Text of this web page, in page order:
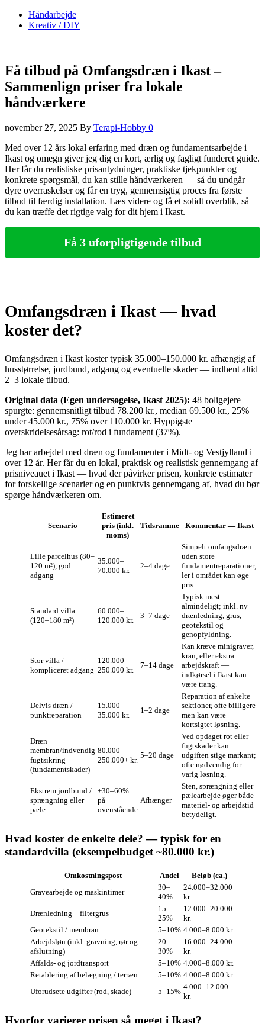
Håndarbejde
Kreativ / DIY
Få tilbud på Omfangsdræn i Ikast –
Sammenlign priser fra lokale
håndværkere
november 27, 2025 By Terapi-Hobby 0
Med over 12 års lokal erfaring med dræn og fundamentsarbejde i
Ikast og omegn giver jeg dig en kort, ærlig og fagligt funderet guide.
Her får du realistiske prisantydninger, praktiske tjekpunkter og
konkrete spørgsmål, du kan stille håndværkeren — så du undgår
dyre overraskelser og får en tryg, gennemsigtig proces fra første
tilbud til færdig installation. Læs videre og få et solidt overblik, så
du kan træffe det rigtige valg for dit hjem i Ikast.
Få 3 uforpligtigende tilbud
Omfangsdræn i Ikast — hvad
koster det?
Omfangsdræn i Ikast koster typisk 35.000–150.000 kr. afhængig af
husstørrelse, jordbund, adgang og eventuelle skader — indhent altid
2–3 lokale tilbud.
Original data (Egen undersøgelse, Ikast 2025): 48 boligejere
spurgte: gennemsnitligt tilbud 78.200 kr., median 69.500 kr., 25%
under 45.000 kr., 75% over 110.000 kr. Hyppigste
overskridelsesårsag: rot/rod i fundament (37%).
Jeg har arbejdet med dræn og fundamenter i Midt- og Vestjylland i
over 12 år. Her får du en lokal, praktisk og realistisk gennemgang af
prisniveauet i Ikast — hvad der påvirker prisen, konkrete estimater
for forskellige scenarier og en punktvis gennemgang af, hvad du bør
spørge håndværkeren om.
Scenario
Estimeret
pris (inkl.
moms)
Tidsramme Kommentar — Ikast
Lille parcelhus (80–
120 m²), god
adgang
35.000–
70.000 kr.
2–4 dage
Simpelt omfangsdræn
uden store
fundamentreparationer;
ler i området kan øge
pris.
Standard villa
(120–180 m²)
60.000–
120.000 kr.
3–7 dage
Typisk mest
almindeligt; inkl. ny
drænledning, grus,
geotekstil og
genopfyldning.
Stor villa /
kompliceret adgang
120.000–
250.000 kr.
7–14 dage
Kan kræve minigraver,
kran, eller ekstra
arbejdskraft —
indkørsel i Ikast kan
være trang.
Delvis dræn /
punktreparation
15.000–
35.000 kr.
1–2 dage
Reparation af enkelte
sektioner, ofte billigere
men kan være
kortsigtet løsning.
Dræn +
membran/indvendig
fugtsikring
(fundamentskader)
80.000–
250.000+ kr.
5–20 dage
Ved opdaget rot eller
fugtskader kan
udgiften stige markant;
ofte nødvendig for
varig løsning.
Ekstrem jordbund /
sprængning eller
pæle
+30–60%
på
ovenstående
Afhænger
Sten, sprængning eller
pælearbejde øger både
materiel- og arbejdstid
betydeligt.
Hvad koster de enkelte dele? — typisk for en
standardvilla (eksempelbudget ~80.000 kr.)
Omkostningspost Andel
Beløb (ca.)
Gravearbejde og maskintimer
30–
40%
24.000–32.000
kr.
Drænledning + filtergrus
15–
25%
12.000–20.000
kr.
Geotekstil / membran
5–10% 4.000–8.000 kr.
Arbejdsløn (inkl. gravning, rør og
afslutning)
20–
30%
16.000–24.000
kr.
Affalds- og jordtransport
5–10% 4.000–8.000 kr.
Retablering af belægning / terræn
5–10% 4.000–8.000 kr.
Uforudsete udgifter (rod, skade)
5–15%
4.000–12.000
kr.
Hvorfor varierer prisen så meget i Ikast?